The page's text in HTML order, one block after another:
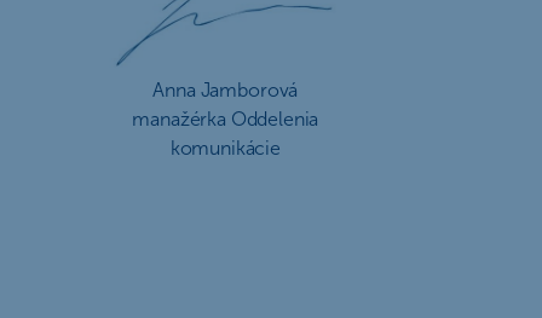
Anna Jamborová
manažérka Oddelenia
komunikácie